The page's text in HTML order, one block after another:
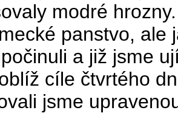
modré
panstvo,
a již jsme
cíle čtvrtého
jsme